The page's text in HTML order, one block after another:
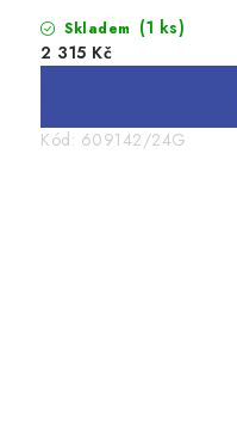
Skladem (1 ks)
2 315 Kč
Kód: 609142/24G